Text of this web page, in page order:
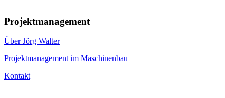
Projektmanagement
Über Jörg Walter
Projektmanagement im Maschinenbau
Kontakt